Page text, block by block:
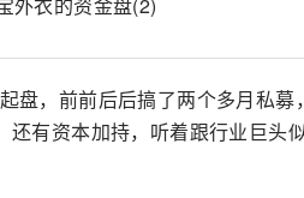
盘，前前后后搞了两个多月私
有资本加持，听着跟行业巨头